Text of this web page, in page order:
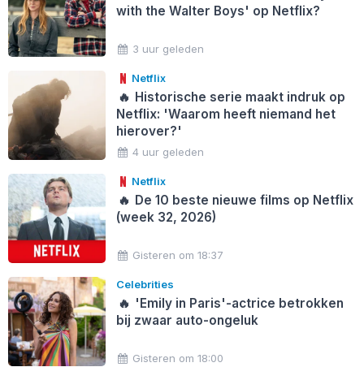
with the Walter Boys' op Netflix?
3 uur geleden
Netflix
🔥 Historische serie maakt indruk op
Netflix: 'Waarom heeft niemand het
hierover?'
4 uur geleden
Netflix
🔥 De 10 beste nieuwe films op Netflix
(week 32, 2026)
Gisteren om 18:37
Celebrities
🔥 'Emily in Paris'-actrice betrokken
bij zwaar auto-ongeluk
Gisteren om 18:00